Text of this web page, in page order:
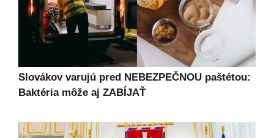
Slovákov varujú pred NEBEZPEČNOU paštétou:
Baktéria môže aj ZABÍJAŤ